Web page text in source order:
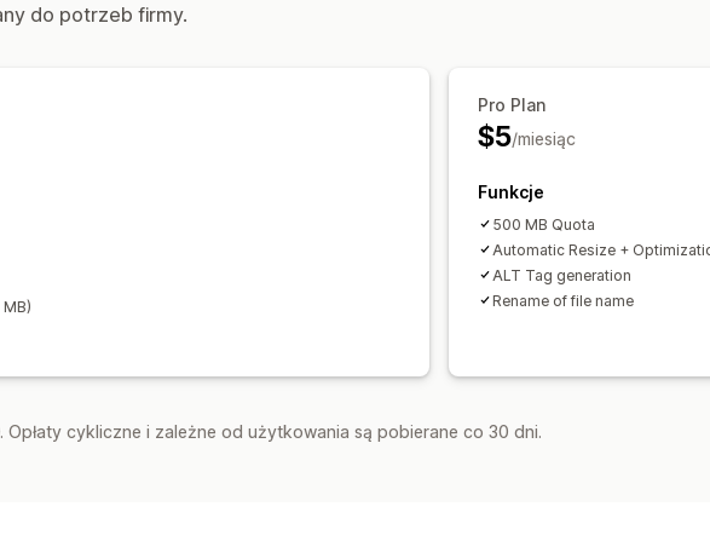
do potrzeb firmy.
Pro Plan
$5/miesiąc
Funkcje
500 MB Quota
Automatic Resize +
ALT Tag generation
Rename of file name
Opłaty cykliczne i zależne od użytkowania są pobierane co 30 dni.